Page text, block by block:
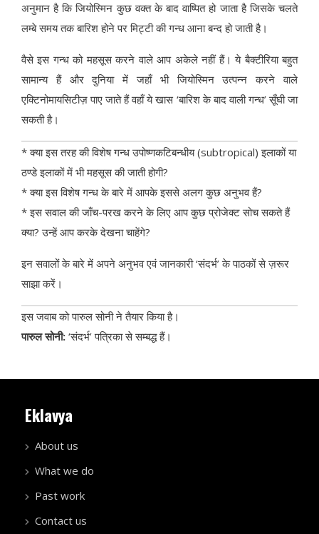
अनुमान है कि जियोस्मिन कुछ वक्त के बाद वाष्पित हो जाता है जिसके चलते
लम्बे समय तक बारिश होने पर मिट्टी की गन्ध आना बन्द हो जाती है।
वैसे इस गन्ध को महसूस करने वाले आप अकेले नहीं हैं। ये बैक्टीरिया बहुत
सामान्य हैं और दुनिया में जहाँ भी जियोस्मिन उत्पन्न करने वाले
एक्टिनोमायसिटीज़ पाए जाते हैं वहाँ ये खास ‘बारिश के बाद वाली गन्ध’ सूँघी जा
सकती है।
* क्या इस तरह की विशेष गन्ध उपोष्णकटिबन्धीय (subtropical) इलाकों या
ठण्डे इलाकों में भी महसूस की जाती होगी?
* क्या इस विशेष गन्ध के बारे में आपके इससे अलग कुछ अनुभव हैं?
* इस सवाल की जाँच-परख करने के लिए आप कुछ प्रोजेक्ट सोच सकते हैं
क्या? उन्हें आप करके देखना चाहेंगे?
इन सवालों के बारे में अपने अनुभव एवं जानकारी ‘संदर्भ’ के पाठकों से ज़रूर
साझा करें।
इस जवाब को पारुल सोनी ने तैयार किया है।
पारुल सोनी: ‘संदर्भ’ पत्रिका से सम्बद्ध हैं।
Eklavya
About us
What we do
Past work
Contact us